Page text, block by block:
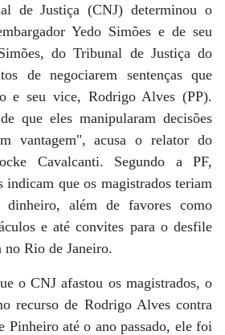
de Justiça (CNJ) determinou o
Yedo Simões e de seu
do Tribunal de Justiça do
de negociarem sentenças que
e seu vice, Rodrigo Alves (PP).
que eles manipularam decisões
vantagem", acusa o relator do
Cavalcanti. Segundo a PF,
indicam que os magistrados teriam
dinheiro, além de favores como
e até convites para o desfile
no Rio de Janeiro.
o CNJ afastou os magistrados, o
recurso de Rodrigo Alves contra
Pinheiro até o ano passado, ele foi